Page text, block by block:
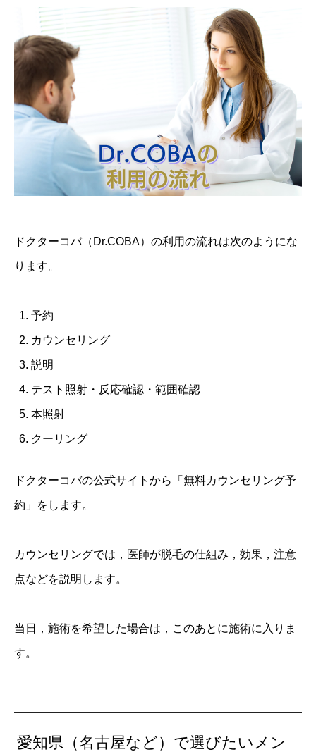
ドクターコバ（Dr.COBA）の利用の流れは次のようにな
ります。
予約
カウンセリング
説明
テスト照射・反応確認・範囲確認
本照射
クーリング
ドクターコバの公式サイトから「無料カウンセリング予
約」をします。
カウンセリングでは，医師が脱毛の仕組み，効果，注意
点などを説明します。
当日，施術を希望した場合は，このあとに施術に入りま
す。
愛知県（名古屋など）で選びたいメン